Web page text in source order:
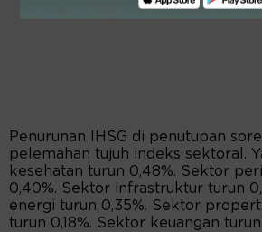
Penurunan IHSG di penutupan
pelemahan tujuh indeks sektoral.
kesehatan turun 0,48%. Sektor
0,40%. Sektor infrastruktur turun
energi turun 0,35%. Sektor
turun 0,18%. Sektor keuangan